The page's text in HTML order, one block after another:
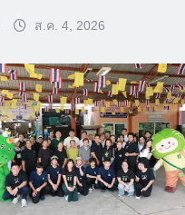
ส.ค. 4, 2026